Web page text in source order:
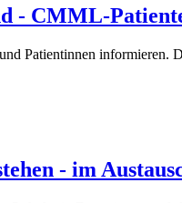
- CMML-
Patientinnen informieren.
- im